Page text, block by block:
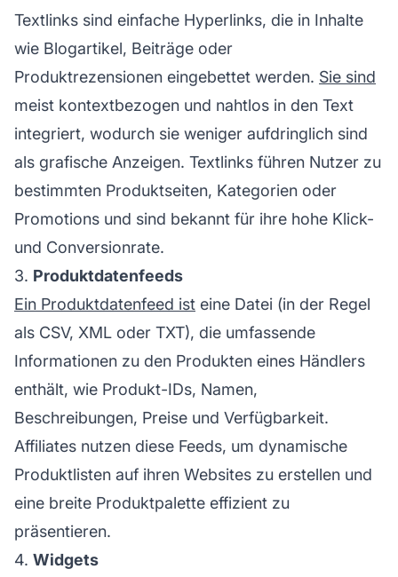
Textlinks sind einfache Hyperlinks, die in Inhalte
wie Blogartikel, Beiträge oder
Produktrezensionen eingebettet werden. Sie sind
meist kontextbezogen und nahtlos in den Text
integriert, wodurch sie weniger aufdringlich sind
als grafische Anzeigen. Textlinks führen Nutzer zu
bestimmten Produktseiten, Kategorien oder
Promotions und sind bekannt für ihre hohe Klick-
und Conversionrate.
3. Produktdatenfeeds
Ein Produktdatenfeed ist eine Datei (in der Regel
als CSV, XML oder TXT), die umfassende
Informationen zu den Produkten eines Händlers
enthält, wie Produkt-IDs, Namen,
Beschreibungen, Preise und Verfügbarkeit.
Affiliates nutzen diese Feeds, um dynamische
Produktlisten auf ihren Websites zu erstellen und
eine breite Produktpalette effizient zu
präsentieren.
4. Widgets